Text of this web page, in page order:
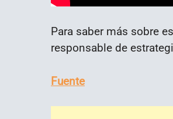
Para saber más sobre
responsable de
Fuente